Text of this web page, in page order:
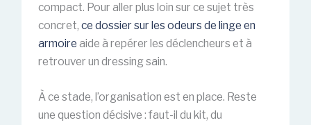
compact. Pour aller plus loin sur ce sujet très
concret, ce dossier sur les odeurs de linge en
armoire aide à repérer les déclencheurs et à
retrouver un dressing sain.
À ce stade, l’organisation est en place. Reste
une question décisive : faut-il du kit, du